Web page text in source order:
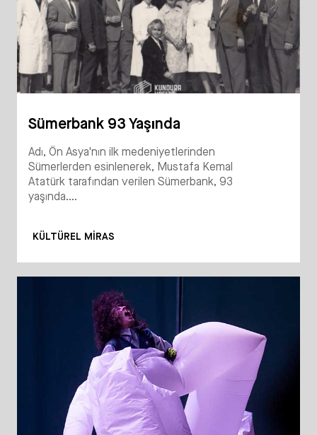
Sümerbank 93 Yaşında
Adı, Ön Asya'nın ilk medeniyetlerinden
Sümerlerden esinlenerek, Mustafa Kemal
Atatürk tarafından verilen Sümerbank, 93
yaşında....
KÜLTÜREL MIRAS